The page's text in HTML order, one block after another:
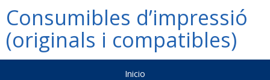
Consumibles d’impressió
(originals i compatibles)
Inicio